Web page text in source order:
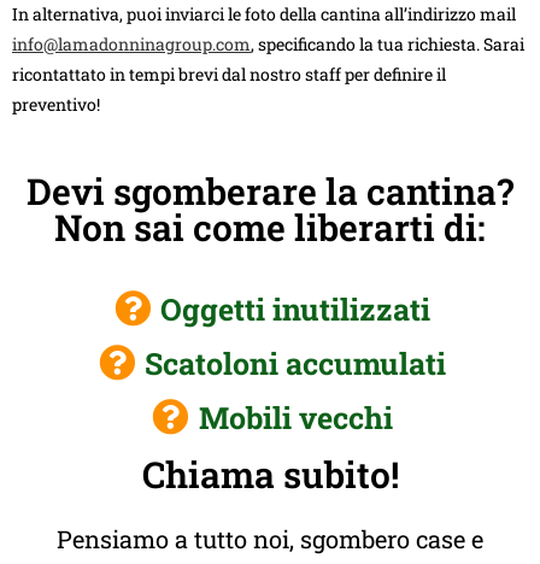
In alternativa, puoi inviarci le foto della cantina all’indirizzo mail
info@lamadonninagroup.com, specificando la tua richiesta. Sarai
ricontattato in tempi brevi dal nostro staff per definire il
preventivo!
Devi sgomberare la cantina?
Non sai come liberarti di:
Oggetti inutilizzati
Scatoloni accumulati
Mobili vecchi
Chiama subito!
Pensiamo a tutto noi, sgombero case e